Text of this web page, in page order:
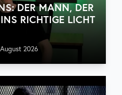
DER MANN, DER
RICHTIGE LICHT
2026